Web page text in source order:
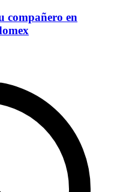
compañero en